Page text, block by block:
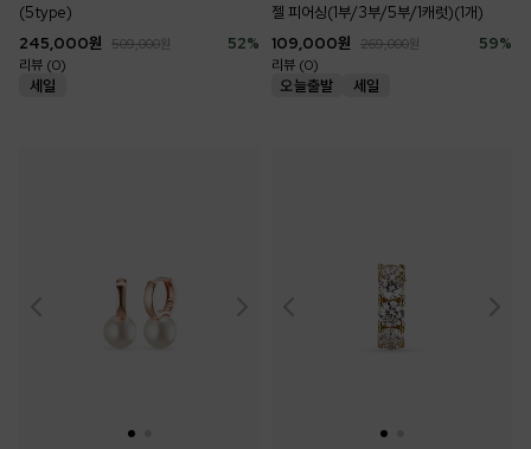
(5type)
52%
245,000원 509,000원
리뷰 (0)
젤 피어싱(1부/3부/5부/1캐럿)(1개)
59%
109,000원 269,000원
리뷰 (0)